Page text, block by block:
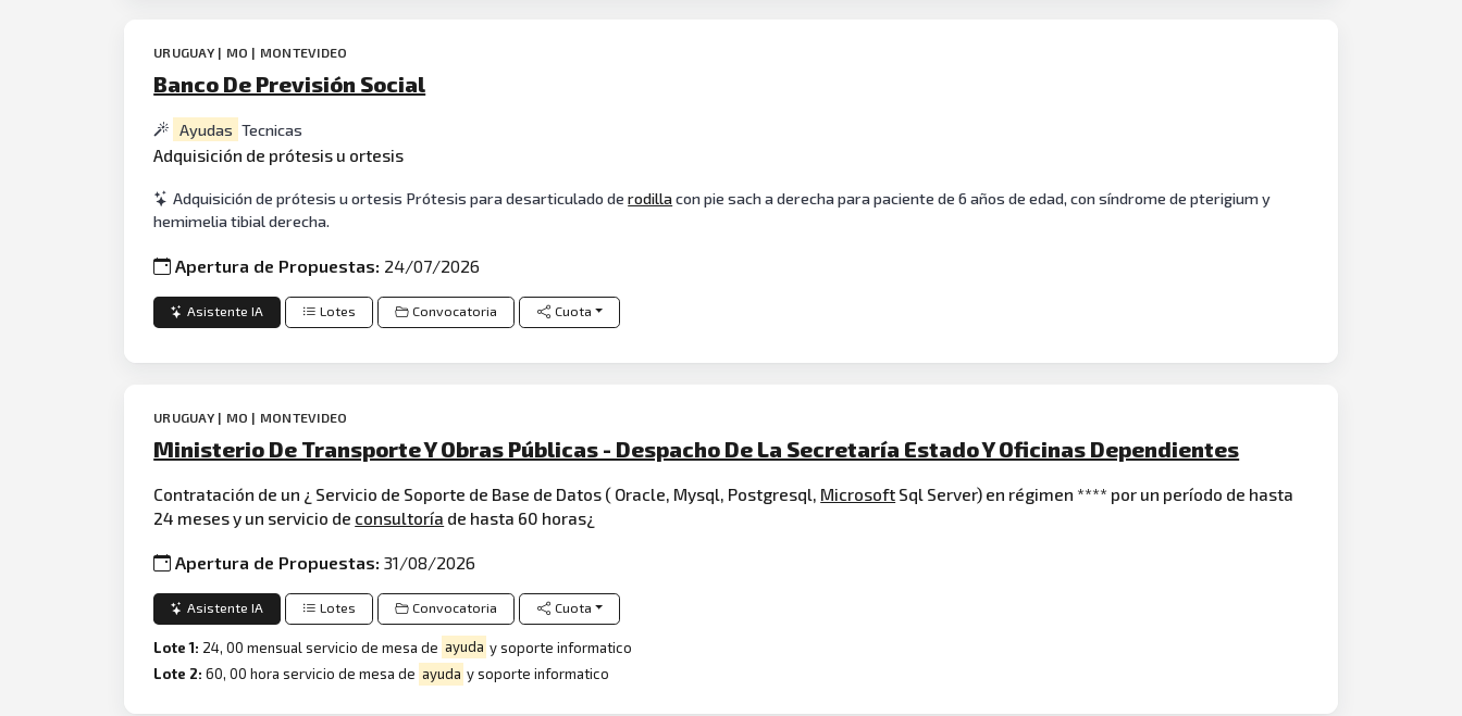
URUGUAY | MO | MONTEVIDEO
Banco De Previsión Social
Ayudas Tecnicas
Adquisición de prótesis u ortesis
Adquisición de prótesis u ortesis Prótesis para desarticulado derodillacon pie sach a derecha para paciente de 6 años de edad, con síndrome de pterigium y
hemimelia tibial derecha.
Apertura de Propuestas: 24/07/2026
Asistente IA Lotes Convocatoria Cuota
URUGUAY | MO | MONTEVIDEO
Ministerio De Transporte Y Obras Públicas - Despacho De La Secretaría Estado Y Oficinas Dependientes
Contratación de un ¿ Servicio de Soporte de Base de Datos ( Oracle, Mysql, Postgresql, Microsoft Sql Server) en régimen **** por un período de hasta
24 meses y un servicio de consultoría de hasta 60 horas¿
Apertura de Propuestas:31/08/2026
Asistente IA Lotes Convocatoria Cuota
Lote 1: 24, 00 mensual servicio de mesa de ayuda y soporte informatico
Lote 2:60, 00 hora servicio de mesa de ayuda y soporte informatico